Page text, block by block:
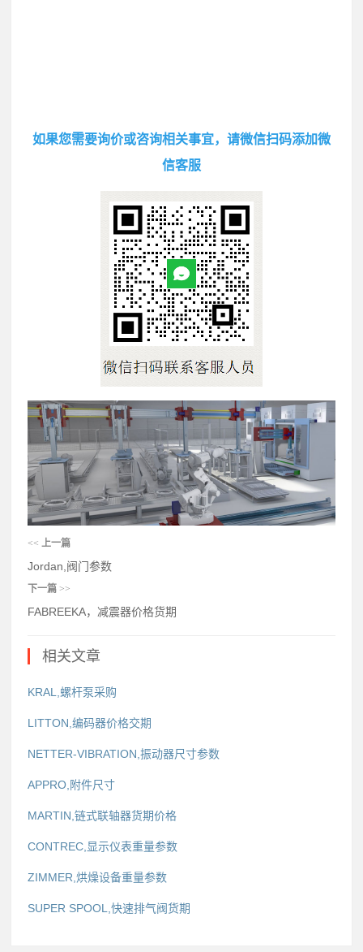
如果您需要询价或咨询相关事宜，请微信扫码添加微
信客服
<< 上一篇
Jordan,阀门参数
下一篇 >>
FABREEKA，减震器价格货期
相关文章
KRAL,螺杆泵采购
LITTON,编码器价格交期
NETTER-VIBRATION,振动器尺寸参数
APPRO,附件尺寸
MARTIN,链式联轴器货期价格
CONTREC,显示仪表重量参数
ZIMMER,烘燥设备重量参数
SUPER SPOOL,快速排气阀货期